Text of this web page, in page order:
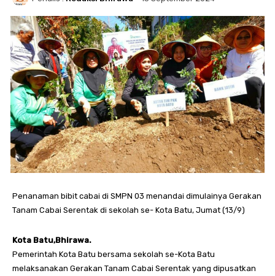
Penanaman bibit cabai di SMPN 03 menandai dimulainya Gerakan
Tanam Cabai Serentak di sekolah se- Kota Batu, Jumat (13/9)
Kota Batu,Bhirawa.
Pemerintah Kota Batu bersama sekolah se-Kota Batu
melaksanakan Gerakan Tanam Cabai Serentak yang dipusatkan